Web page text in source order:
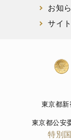
お知
サイ
東京都新
東京都公安
特別